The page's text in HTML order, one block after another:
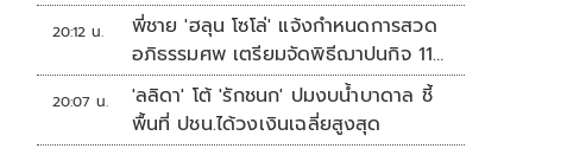
20:12 น.
พี่ชาย 'ฮลุน โซโล่' แจ้งกำหนดการสวด
อภิธรรมศพ เตรียมจัดพิธีฌาปนกิจ 11
ส.ค.
20:07 น.
'ลลิดา' โต้ 'รักชนก' ปมงบน้ำบาดาล ชี้
พื้นที่ ปชน.ได้วงเงินเฉลี่ยสูงสุด